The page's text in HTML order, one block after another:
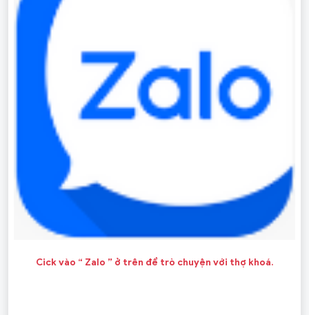
Cick vào “ Zalo ” ở trên để trò chuyện với thợ khoá.